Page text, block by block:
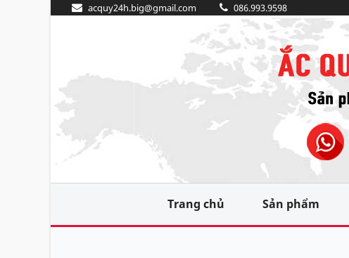
acquy24h.big@gmail.com 086.993.9598
Trang chủ Sản phẩm